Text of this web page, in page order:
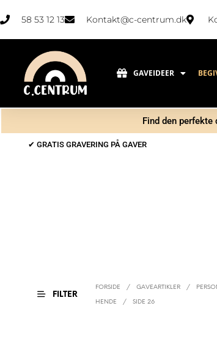
58 53 12 13 Kontakt@c-centrum.dk
GAVEIDEER
Find den perfekte
✔ GRATIS GRAVERING PÅ GAVER
FILTER
FORSIDE / GAVEARTIKLER /
HENDE / SIDE 26